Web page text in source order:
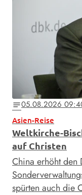
notes05.08.2026
Asien-Reise
Weltkirche-
auf Christen
China erhöht den
spürten auch die